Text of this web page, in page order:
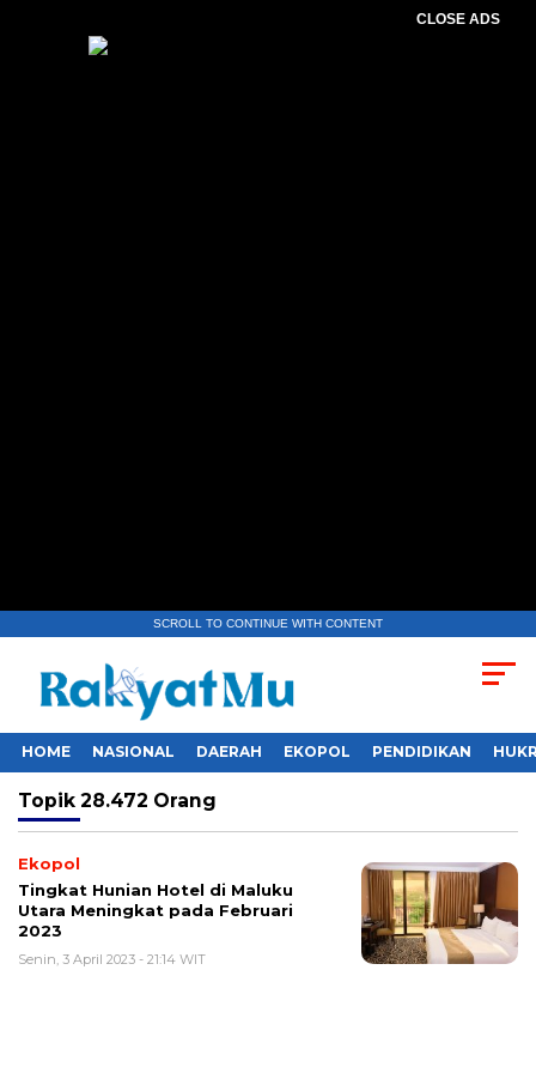
CLOSE ADS
SCROLL TO CONTINUE WITH CONTENT
HOME NASIONAL DAERAH EKOPOL PENDIDIKAN
Topik 28.472 Orang
Ekopol
Tingkat Hunian Hotel di Maluku
Utara Meningkat pada Februari
2023
Senin, 3 April 2023 - 21:14 WIT